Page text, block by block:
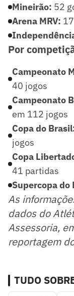
Mineirão: 52
Arena MRV:
Por
Campeonato
40 jogos
Campeonato
em 112 jogos
Copa do
jogos
Copa
41 partidas
Supercopa do
As
dados do
Assessoria,
reportagem
TUDO